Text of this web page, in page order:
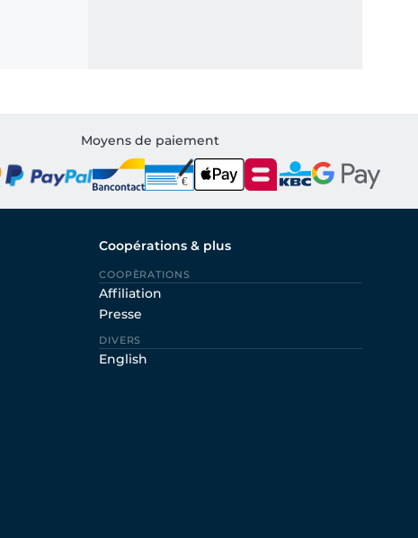
Moyens de paiement
Coopérations & plus
COOPÈRATIONS
Affiliation
Presse
DIVERS
English